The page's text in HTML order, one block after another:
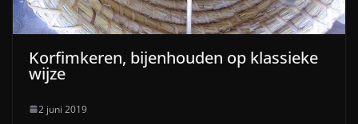
Korfimkeren, bijenhouden op klassieke
wijze
2 juni 2019